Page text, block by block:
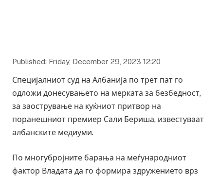
Published: Friday, December 29, 2023 12:20
Специјалниот суд на Албанија по трет пат го
одложи донесувањето на мерката за безбедност,
за заострување на куќниот притвор на
поранешниот премиер Сали Бериша, известуваат
албанските медиуми.
По многубројните барања на меѓународниот
фактор Владата да го формира здружението врз